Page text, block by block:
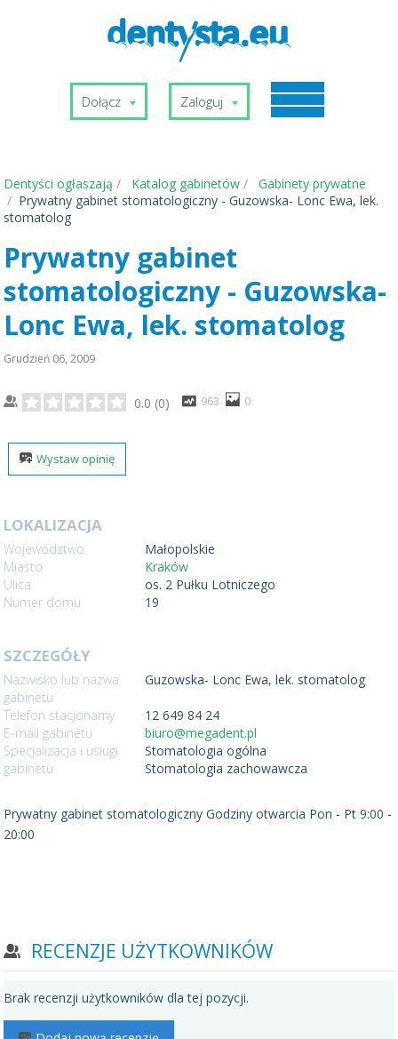
Dołącz Zaloguj
Dentyści ogłaszają Katalog gabinetów
Gabinety prywatne
Prywatny gabinet stomatologiczny - Guzowska- Lonc Ewa, lek.
stomatolog
Prywatny gabinet
stomatologiczny - Guzowska-
Lonc Ewa, lek. stomatolog
Grudzień 06, 2009
0.0 (0) 963 0
Wystaw opinię
LOKALIZACJA
Województwo
Małopolskie
Miasto
Kraków
Ulica
os. 2 Pułku Lotniczego
Numer domu
19
SZCZEGÓŁY
Nazwisko lub nazwa
gabinetu
Guzowska- Lonc Ewa, lek. stomatolog
Telefon stacjonarny
12 649 84 24
E-mail gabinetu
biuro@megadent.pl
Specjalizacja i usługi
gabinetu
Stomatologia ogólna
Stomatologia zachowawcza
Prywatny gabinet stomatologicznyGodziny otwarcia Pon - Pt 9:00 -
20:00
RECENZJE UŻYTKOWNIKÓW
Brak recenzji użytkowników dla tej pozycji.